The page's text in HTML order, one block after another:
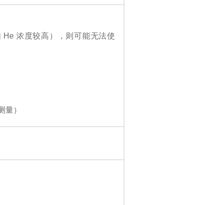
浓度较高），则可能无法使
量）